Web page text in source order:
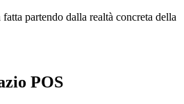
partendo dalla realtà concreta della
POS